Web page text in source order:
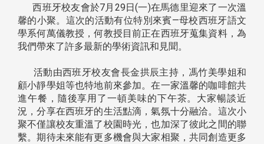
西班牙校友會於7月29日(一)在馬德里迎來了一次溫
馨的小聚。這次的活動有位特別來賓—母校西班牙語文
學系何萬儀教授，何教授目前正在西班牙蒐集資料，為
我們帶來了許多最新的學術資訊和見聞。
活動由西班牙校友會長金拱辰主持，馮竹美學姐和
顧小靜學姐等也特地前來參加。在一家溫馨的咖啡館共
進午餐，隨後享用了一頓美味的下午茶。大家暢談近
況，分享在西班牙的生活點滴，氣氛十分融洽。這次小
聚不僅讓校友重溫了校園時光，也加深了彼此之間的聯
繫。期待未來能有更多機會與大家相聚，共同創造更多